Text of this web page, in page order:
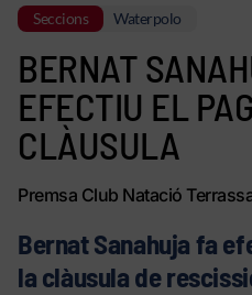
Seccions Waterpolo
BERNAT
EFECTIU EL
CLÀUSULA
Premsa Club Natació
Bernat Sanahuja fa
la clàusula de